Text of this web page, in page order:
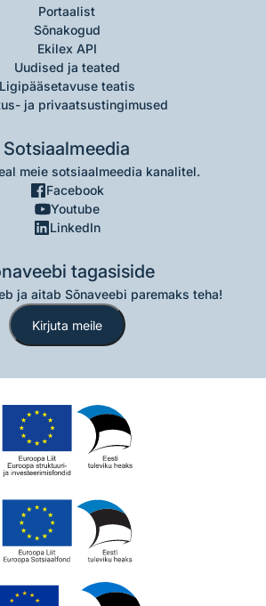
Portaalist
Sõnakogud
Ekilex API
Uudised ja teated
Ligipääsetavuse teatis
ja privaatsustingimused
Sotsiaalmeedia
meie sotsiaalmeedia kanalitel.
Facebook
Youtube
LinkedIn
tagasiside
ja aitab Sõnaveebi paremaks teha!
Kirjuta meile